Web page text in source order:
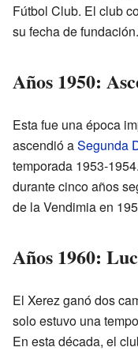
Fútbol Club. El club
su fecha de fundación.
Años 1950:
Esta fue una época
ascendió aSegunda
temporada 1953-
durante cinco años
de la Vendimia en
Años 1960:
El Xerez ganó dos
solo estuvo una
En esta década, el